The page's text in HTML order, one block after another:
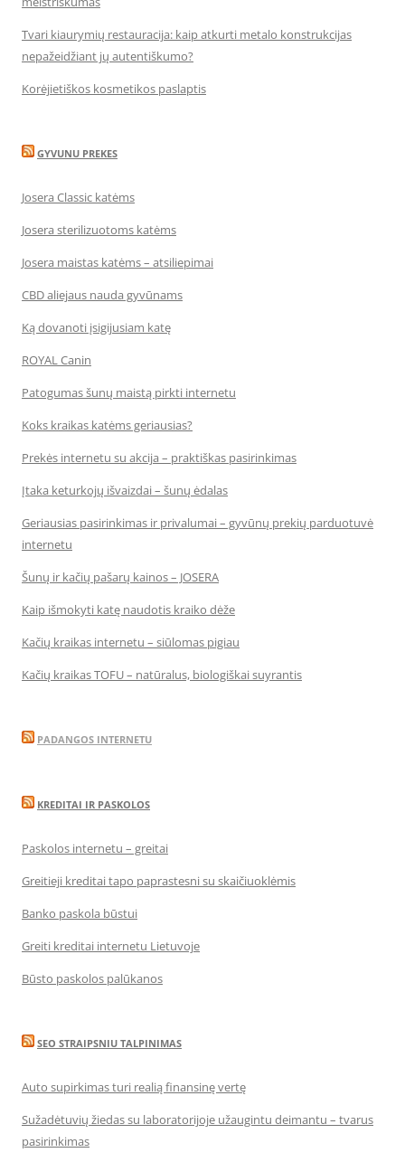
Tvari kiaurymių restauracija: kaip atkurti metalo konstrukcijas
nepažeidžiant jų autentiškumo?
Korėjietiškos kosmetikos paslaptis
GYVUNU PREKES
Josera Classic katėms
Josera sterilizuotoms katėms
Josera maistas katėms – atsiliepimai
CBD aliejaus nauda gyvūnams
Ką dovanoti įsigijusiam katę
ROYAL Canin
Patogumas šunų maistą pirkti internetu
Koks kraikas katėms geriausias?
Prekės internetu su akcija – praktiškas pasirinkimas
Įtaka keturkojų išvaizdai – šunų ėdalas
Geriausias pasirinkimas ir privalumai – gyvūnų prekių parduotuvė
internetu
Šunų ir kačių pašarų kainos – JOSERA
Kaip išmokyti katę naudotis kraiko dėže
Kačių kraikas internetu – siūlomas pigiau
Kačių kraikas TOFU – natūralus, biologiškai suyrantis
PADANGOS INTERNETU
KREDITAI IR PASKOLOS
Paskolos internetu – greitai
Greitieji kreditai tapo paprastesni su skaičiuoklėmis
Banko paskola būstui
Greiti kreditai internetu Lietuvoje
Būsto paskolos palūkanos
SEO STRAIPSNIU TALPINIMAS
Auto supirkimas turi realią finansinę vertę
Sužadėtuvių žiedas su laboratorijoje užaugintu deimantu – tvarus
pasirinkimas